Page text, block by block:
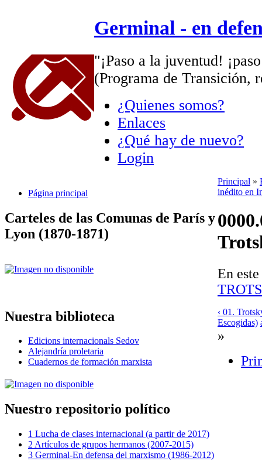
Germinal - en
"¡Paso a la juventud!
(Programa de Transición,
¿Quienes somos?
Enlaces
¿Qué hay de nuevo?
Login
Página principal
Carteles de las Comunas de París y
Lyon (1870-1871)
Nuestra biblioteca
Edicions internacionals Sedov
Alejandría proletaria
Cuadernos de formación marxista
Nuestro repositorio político
1 Lucha de clases internacional (a partir de 2017)
2 Artículos de grupos hermanos (2007-2015)
3 Germinal-En defensa del marxismo (1986-2012)
Principal »
inédito en
En
‹ 01.
Escogidas)
»